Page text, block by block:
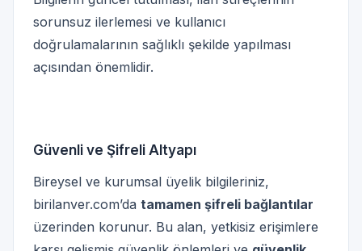
sorunsuz ilerlemesi ve kullanıcı
doğrulamalarının sağlıklı şekilde yapılması
açısından önemlidir.
Güvenli ve Şifreli Altyapı
Bireysel ve kurumsal üyelik bilgileriniz,
birilanver.com’da tamamen şifreli bağlantılar
üzerinden korunur. Bu alan, yetkisiz erişimlere